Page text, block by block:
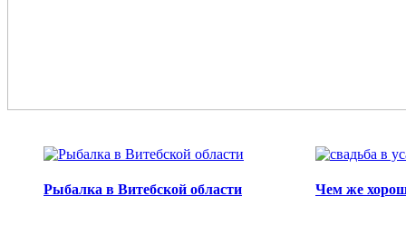
Рыбалка в Витебской области Чем же